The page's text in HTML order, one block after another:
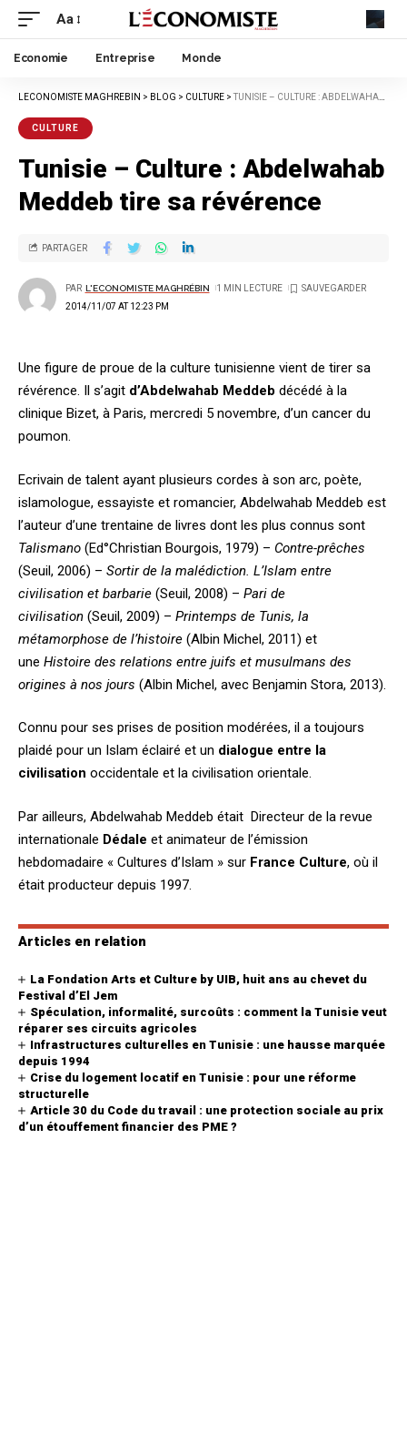
Aa
Economie Entreprise Monde
LECONOMISTE MAGHREBIN > BLOG > CULTURE >TUNISIE – CULTURE : ABDELWAHAB MEDDEB TIRE SA RÉVÉRENCE
CULTURE
Tunisie – Culture : Abdelwahab
Meddeb tire sa révérence
2014/11/07 AT 12:23 PM
PAR L'ECONOMISTE MAGHRÉBIN 1 MIN LECTURE
PARTAGER
Une figure de proue de la culture tunisienne vient de tirer sa
révérence. Il s’agit d’Abdelwahab Meddeb décédé à la
clinique Bizet, à Paris, mercredi 5 novembre, d’un cancer du
poumon.
Ecrivain de talent ayant plusieurs cordes à son arc, poète,
islamologue, essayiste et romancier, Abdelwahab Meddeb est
l’auteur d’une trentaine de livres dont les plus connus sont
Talismano (Ed°Christian Bourgois, 1979) – Contre-prêches
(Seuil, 2006) – Sortir de la malédiction. L’Islam entre
civilisation et barbarie (Seuil, 2008) – Pari de
civilisation (Seuil, 2009) – Printemps de Tunis, la
métamorphose de l’histoire (Albin Michel, 2011) et
une Histoire des relations entre juifs et musulmans des
origines à nos jours (Albin Michel, avec Benjamin Stora, 2013).
Connu pour ses prises de position modérées, il a toujours
plaidé pour un Islam éclairé et un dialogue entre la
civilisation occidentale et la civilisation orientale.
Par ailleurs, Abdelwahab Meddeb était Directeur de la revue
internationale Dédale et animateur de l’émission
hebdomadaire « Cultures d’Islam » sur France Culture, où il
était producteur depuis 1997.
Articles en relation
La Fondation Arts et Culture by UIB, huit ans au chevet du
Festival d’El Jem
Spéculation, informalité, surcoûts : comment la Tunisie veut
réparer ses circuits agricoles
Infrastructures culturelles en Tunisie : une hausse marquée
depuis 1994
Crise du logement locatif en Tunisie : pour une réforme
structurelle
Article 30 du Code du travail : une protection sociale au prix
d’un étouffement financier des PME ?